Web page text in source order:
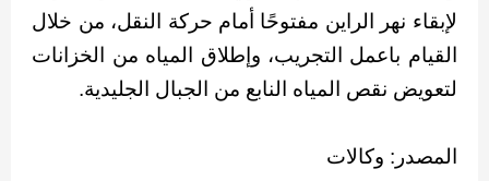
لإبقاء نهر الراين مفتوحًا أمام حركة النقل، من خلال
القيام باعمل التجريب، وإطلاق المياه من الخزانات
لتعويض نقص المياه النابع من الجبال الجليدية.
المصدر: وكالات